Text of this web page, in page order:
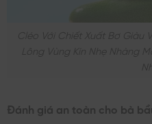
Cléo Với Chiết Xuất Bơ Giàu
Lông Vùng Kín Nhẹ Nhàng
Đánh giá an toàn cho bà